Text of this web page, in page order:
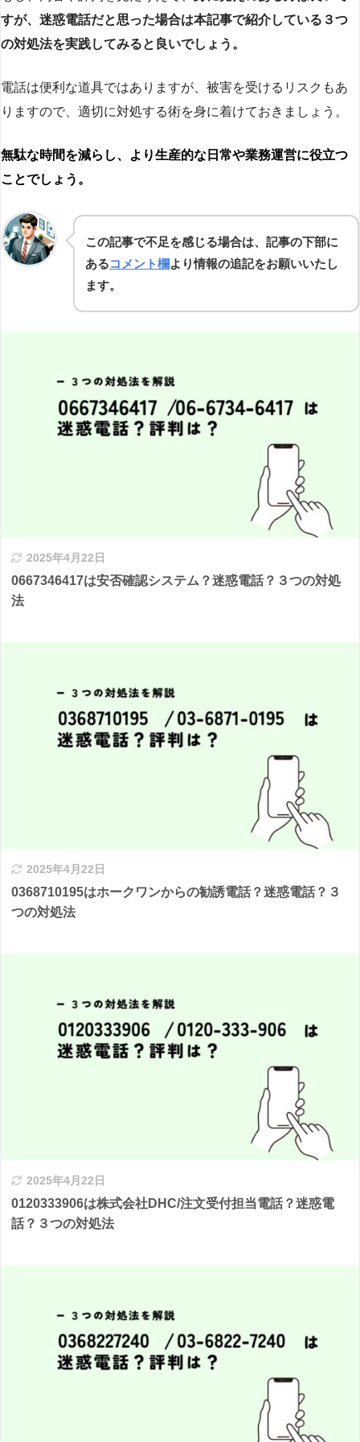
すが、迷惑電話だと思った場合は本記事で紹介している３つ
の対処法を実践してみると良いでしょう。
電話は便利な道具ではありますが、被害を受けるリスクもあ
りますので、適切に対処する術を身に着けておきましょう。
無駄な時間を減らし、より生産的な日常や業務運営に役立つ
ことでしょう。
この記事で不足を感じる場合は、記事の下部に
あるコメント欄より情報の追記をお願いいたし
ます。
2025年4月22日
0667346417は安否確認システム？迷惑電話？３つの対処
法
2025年4月22日
0368710195はホークワンからの勧誘電話？迷惑電話？３
つの対処法
2025年4月22日
0120333906は株式会社DHC/注文受付担当電話？迷惑電
話？３つの対処法